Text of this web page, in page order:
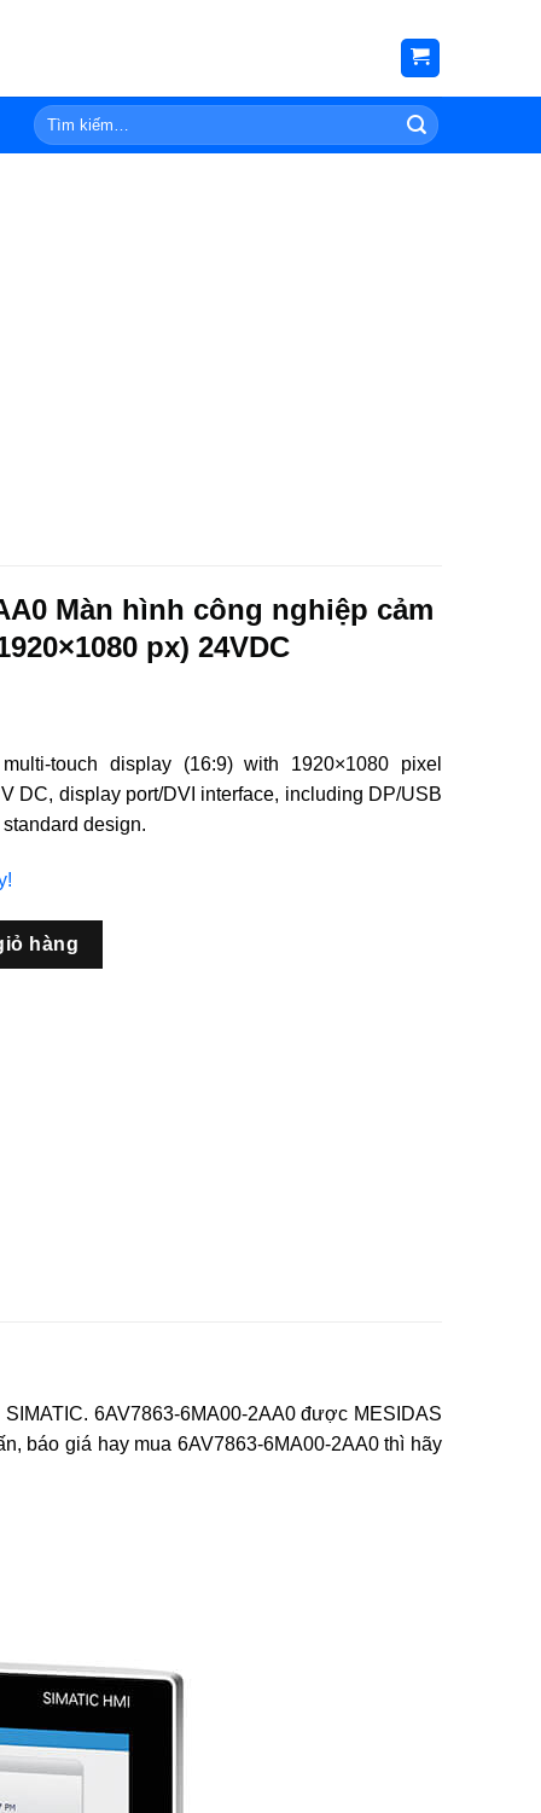
Tìm
kiếm:
Màn hình công nghiệp cảm
px) 24VDC
touch display (16:9) with 1920×1080 pixel
DC, display port/DVI interface, including DP/USB
design.
công nghiệp cảm ứng đa điểm 19” (1920x1080 px) 24VDC số
hàng
6AV7863-6MA00-2AA0 được MESIDAS
báo giá hay mua 6AV7863-6MA00-2AA0 thì hãy